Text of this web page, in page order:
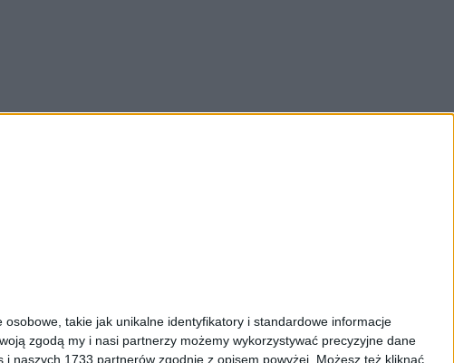
takie jak unikalne identyfikatory i standardowe informacje
zgodą my i nasi partnerzy możemy wykorzystywać precyzyjne dane
1733 partnerów zgodnie z opisem powyżej. Możesz też kliknąć,
facebook.com/PolskieRadio24pl